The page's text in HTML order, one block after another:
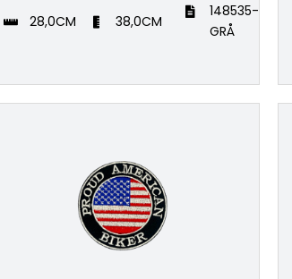
28,0CM 38,0CM
148535-
GRÅ